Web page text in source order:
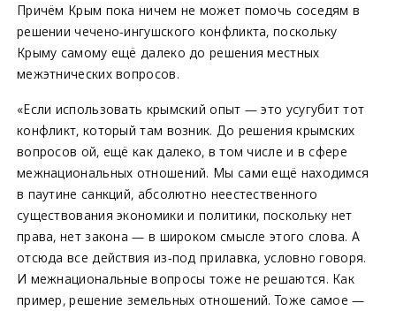
Причём Крым пока ничем не может помочь соседям в
решении чечено-ингушского конфликта, поскольку
Крыму самому ещё далеко до решения местных
межэтнических вопросов.
«Если использовать крымский опыт — это усугубит тот
конфликт, который там возник. До решения крымских
вопросов ой, ещё как далеко, в том числе и в сфере
межнациональных отношений. Мы сами ещё находимся
в паутине санкций, абсолютно неестественного
существования экономики и политики, поскольку нет
права, нет закона — в широком смысле этого слова. А
отсюда все действия из-под прилавка, условно говоря.
И межнациональные вопросы тоже не решаются. Как
пример, решение земельных отношений. Тоже самое —